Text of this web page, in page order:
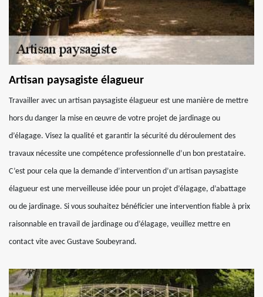
Artisan paysagiste élagueur
Travailler avec un artisan paysagiste élagueur est une manière de mettre
hors du danger la mise en œuvre de votre projet de jardinage ou
d’élagage. Visez la qualité et garantir la sécurité du déroulement des
travaux nécessite une compétence professionnelle d’un bon prestataire.
C’est pour cela que la demande d’intervention d’un artisan paysagiste
élagueur est une merveilleuse idée pour un projet d’élagage, d’abattage
ou de jardinage. Si vous souhaitez bénéficier une intervention fiable à prix
raisonnable en travail de jardinage ou d’élagage, veuillez mettre en
contact vite avec Gustave Soubeyrand.